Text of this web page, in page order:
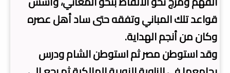
قواعد تلك المباني وتفقه حتى ساد أهل عصره
وكان من أنجم الهداية.
وقد استوطن مصر ثم استوطن الشام ودرس